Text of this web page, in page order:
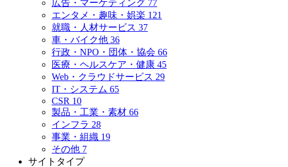
広告・マーケティング 77
エンタメ・趣味・娯楽 121
就職・人材サービス 37
車・バイク他 36
行政・NPO・団体・協会 66
医療・ヘルスケア・健康 45
Web・クラウドサービス 29
IT・システム 65
CSR 10
製品・工業・素材 66
インフラ 28
事業・組織 19
その他 7
サイトタイプ